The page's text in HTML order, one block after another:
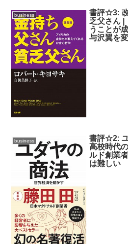
business
書評☆3:
乏父さん |
うことが
与沢翼を
business
書評☆2: ユ
高校時代
ルド創業
は難しい